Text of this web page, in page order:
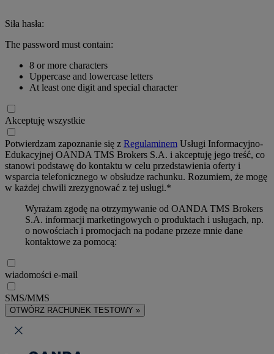
Siła hasła:
The password must contain:
8 or more characters
Uppercase and lowercase letters
At least one digit and special character
Akceptuję wszystkie
Potwierdzam zapoznanie się z Regulaminem Usługi Informacyjno-
Edukacyjnej OANDA TMS Brokers S.A. i akceptuję jego treść, co
stanowi podstawę do kontaktu w celu przedstawienia oferty i
wsparcia telefonicznego w obsłudze rachunku. Rozumiem, że mogę
w każdej chwili zrezygnować z tej usługi.*
Wyrażam zgodę na otrzymywanie od OANDA TMS Brokers
S.A. informacji marketingowych o produktach i usługach, np.
o nowościach i promocjach na podane przeze mnie dane
kontaktowe za pomocą:
wiadomości e-mail
SMS/MMS
OTWÓRZ RACHUNEK TESTOWY »